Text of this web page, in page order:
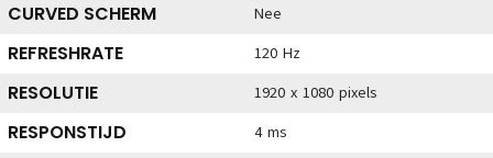
CURVED SCHERM Nee
REFRESHRATE 120 Hz
RESOLUTIE 1920 x 1080 pixels
RESPONSTIJD 4 ms